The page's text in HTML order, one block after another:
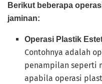
Berikut beberapa
jaminan:
Operasi Plastik
Contohnya adalah
penampilan seperti
apabila operasi